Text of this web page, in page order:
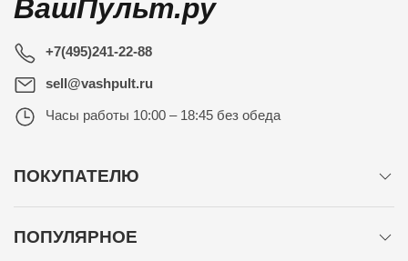
ВашПульт.ру
+7(495)241-22-88
sell@vashpult.ru
Часы работы 10:00 – 18:45 без обеда
ПОКУПАТЕЛЮ
ПОПУЛЯРНОЕ